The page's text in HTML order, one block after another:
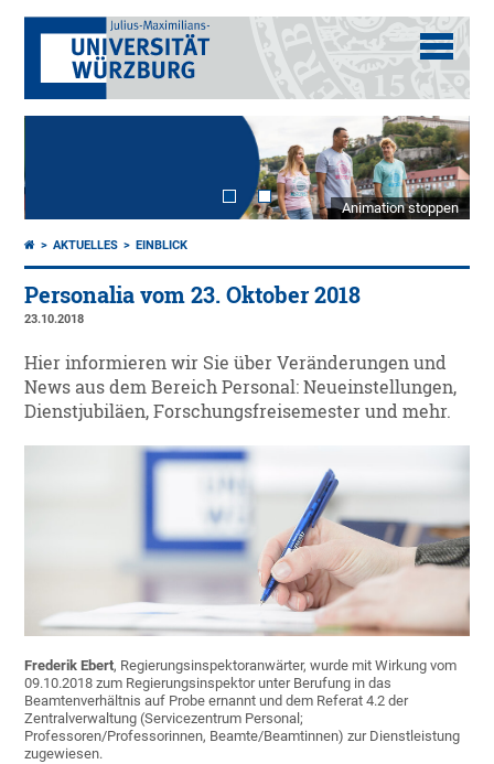
Animation stoppen
AKTUELLES EINBLICK
Personalia vom 23. Oktober 2018
23.10.2018
Hier informieren wir Sie über Veränderungen und
News aus dem Bereich Personal: Neueinstellungen,
Dienstjubiläen, Forschungsfreisemester und mehr.
Frederik Ebert, Regierungsinspektoranwärter, wurde mit Wirkung vom
09.10.2018 zum Regierungsinspektor unter Berufung in das
Beamtenverhältnis auf Probe ernannt und dem Referat 4.2 der
Zentralverwaltung (Servicezentrum Personal;
Professoren/Professorinnen, Beamte/Beamtinnen) zur Dienstleistung
zugewiesen.